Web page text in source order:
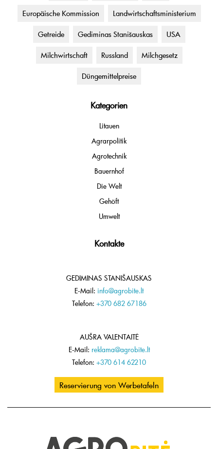
Europäische Kommission Landwirtschaftsministerium
Getreide Gediminas Stanišauskas USA
Milchwirtschaft Russland Milchgesetz
Düngemittelpreise
Kategorien
Litauen
Agrarpolitik
Agrotechnik
Bauernhof
Die Welt
Gehöft
Umwelt
Kontakte
GEDIMINAS STANIŠAUSKAS
E-Mail: info@agrobite.lt
Telefon: +370 682 67186
AUŠRA VALENTAITĖ
E-Mail: reklama@agrobite.lt
Telefon: +370 614 62210
Reservierung von Werbetafeln